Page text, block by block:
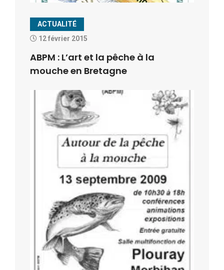
ACTUALITÉ
12 février 2015
ABPM : L’art et la pêche à la
mouche en Bretagne